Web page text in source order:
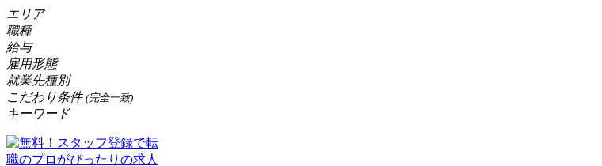
エリア
職種
給与
雇用形態
就業先種別
こだわり条件 (完全一致)
キーワード